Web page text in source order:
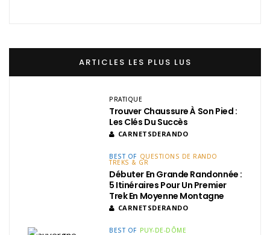
ARTICLES LES PLUS LUS
PRATIQUE
Trouver Chaussure À Son Pied :
Les Clés Du Succès
CARNETSDERANDO
BEST OF QUESTIONS DE RANDO
TREKS & GR
Débuter En Grande Randonnée :
5 Itinéraires Pour Un Premier
Trek En Moyenne Montagne
CARNETSDERANDO
BEST OF PUY-DE-DÔME